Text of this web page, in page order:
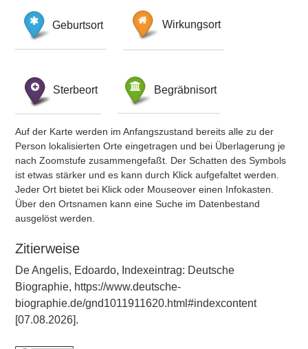
Geburtsort Wirkungsort
Sterbeort Begräbnisort
Auf der Karte werden im Anfangszustand bereits alle zu der
Person lokalisierten Orte eingetragen und bei Überlagerung je
nach Zoomstufe zusammengefaßt. Der Schatten des Symbols
ist etwas stärker und es kann durch Klick aufgefaltet werden.
Jeder Ort bietet bei Klick oder Mouseover einen Infokasten.
Über den Ortsnamen kann eine Suche im Datenbestand
ausgelöst werden.
Zitierweise
De Angelis, Edoardo, Indexeintrag: Deutsche
Biographie, https://www.deutsche-
biographie.de/gnd1011911620.html#indexcontent
[07.08.2026].